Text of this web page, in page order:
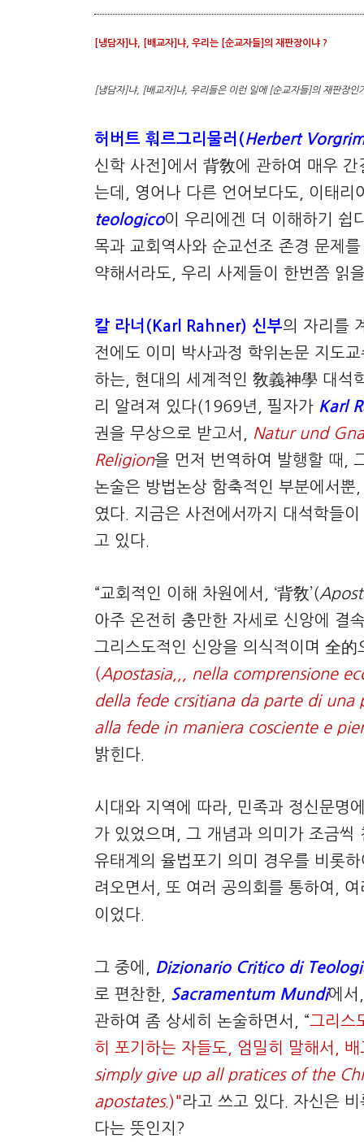
[냉담자]냐, [배교자]냐, 우리는 [순교자들]의 재판장이냐 ?
[냉담자]냐, [배교자]냐, 우리들은 이런 일에 [순교자들]의 재판
허버트 훠르그리물러( Herbert
신학 사전]에서 背敎에 관하여 매우
는데, 영어나 다른 언어보다도, 이태리
teologico이 우리에겐 더 이해하기 쉽
목과 교회역사와 순교선조 존경 문제
약해서라도, 우리 사제들이 한번쯤 읽
칼 라너(Karl Rahner) 신부의 자리를
전에도 이미 박사과정 학위논문 지도
하는, 현대의 세계적인 敎義神學 대석
리 알려져 있다(1969년, 필자가 Karl
권을 무상으로 받고서, Natur und
Religion을 먼저 번역하여 발행할 때,
논술은 방법논상 함축적인 부분에서
였다. 지금은 사전에서까지 대석학들
고 있다.
“교회적인 이해 차원에서, ‘背敎’(
아주 온전히 충만한 자세로 신앙에 결
그리스도적인 신앙을 의식적이며 全
(Apostasia,,, nella comprensione
della fede crsitiana da parte di
alla fede in maniera cosciente e
밝힌다.
시대와 지역에 따라, 민족과 정신문명
가 있었으며, 그 개념과 의미가 조금
유태계의 율법포기 의미 경우를 비롯
려오면서, 또 여러 공의회를 통하여,
이었다.
그 중에, Dizionario Critico di
로 편찬한, Sacramentum Mundi에
관하여 좀 상세히 논술하면서, “그리스
히 포기하는 자들도, 엄밀히 말해서,
simply give up all pratices of the
apostates.)"라고 쓰고 있다. 자신은
다는 뜻인지?